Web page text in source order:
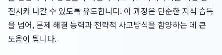
전시켜 나갈 수 있도록 유도합니다. 이 과정은 단순한 지식 습득
을 넘어, 문제 해결 능력과 전략적 사고방식을 함양하는 데 큰
도움이 됩니다.